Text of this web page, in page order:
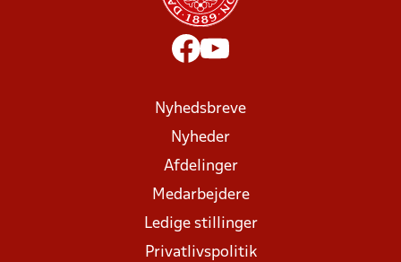
Nyhedsbreve
Nyheder
Afdelinger
Medarbejdere
Ledige stillinger
Privatlivspolitik